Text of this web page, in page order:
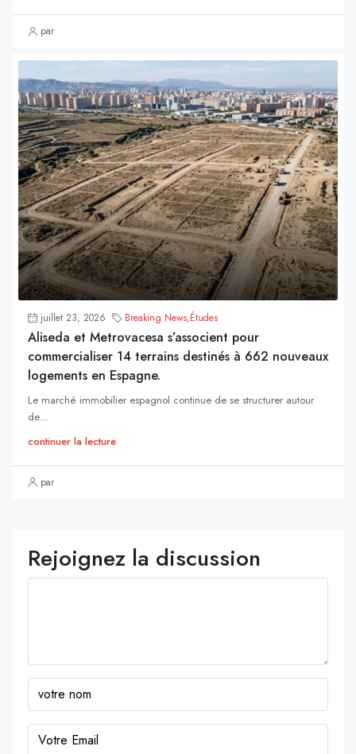
par
juillet 23, 2026 Breaking News,Études
Aliseda et Metrovacesa s’associent pour
commercialiser 14 terrains destinés à 662 nouveaux
logements en Espagne.
Le marché immobilier espagnol continue de se structurer autour
de...
continuer la lecture
par
Rejoignez la discussion